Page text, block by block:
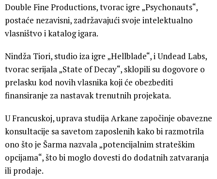
Double Fine Productions, tvorac igre „Psychonauts“,
postaće nezavisni, zadržavajući svoje intelektualno
vlasništvo i katalog igara.
Nindža Tiori, studio iza igre „Hellblade“, i Undead Labs,
tvorac serijala „State of Decay“, sklopili su dogovore o
prelasku kod novih vlasnika koji će obezbediti
finansiranje za nastavak trenutnih projekata.
U Francuskoj, uprava studija Arkane započinje obavezne
konsultacije sa savetom zaposlenih kako bi razmotrila
ono što je Šarma nazvala „potencijalnim strateškim
opcijama“, što bi moglo dovesti do dodatnih zatvaranja
ili prodaje.